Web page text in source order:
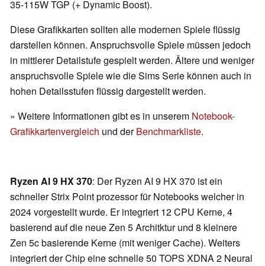
35-115W TGP (+ Dynamic Boost).
Diese Grafikkarten sollten alle modernen Spiele flüssig
darstellen können. Anspruchsvolle Spiele müssen jedoch
in mittlerer Detailstufe gespielt werden. Ältere und weniger
anspruchsvolle Spiele wie die Sims Serie können auch in
hohen Detailsstufen flüssig dargestellt werden.
» Weitere Informationen gibt es in unserem Notebook-
Grafikkartenvergleich und derBenchmarkliste.
Ryzen AI 9 HX 370: Der Ryzen AI 9 HX 370 ist ein
schneller Strix Point prozessor für Notebooks welcher in
2024 vorgestellt wurde. Er integriert 12 CPU Kerne, 4
basierend auf die neue Zen 5 Architktur und 8 kleinere
Zen 5c basierende Kerne (mit weniger Cache). Weiters
integriert der Chip eine schnelle 50 TOPS XDNA 2 Neural